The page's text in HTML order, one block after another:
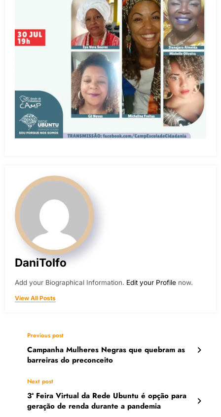
DaniTolfo
Add your Biographical Information. Edit your Profile now.
View All Posts
Previous post
Campanha Mulheres Negras que quebram as
barreiras do preconceito
Next post
3ª Feira Virtual da Rede Ubuntu é opção para
geração de renda durante a pandemia